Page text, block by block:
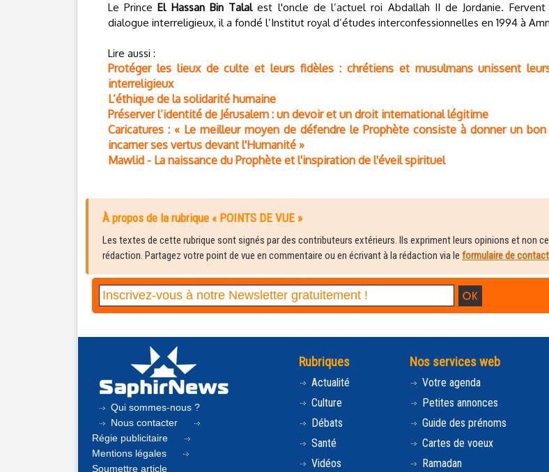
Le PrinceEl Hassan Bin Talalest l'oncle de l’actuel roi Abdallah II de Jordanie.
dialogue interreligieux, il a fondé l’Institut royal d’études interconfessionnelles en 1994 à
Lire aussi :
Protéger les lieux de culte et leurs fidèles : chrétiens et musulmans unissent
interreligieux
L’éthique de la solidarité humaine
Préserver l’identité de Jérusalem : un devoir et un droit international légitime
Caricatures : « Le meilleur moyen de défendre le Prophète consiste à donner un
incarner ses vertus devant l'Humanité »
Mawlid - La naissance du Prophète et l'inspiration de l'éveil spirituel
À propos de la rubrique « POINTS DE VUE »
Les textes de cette rubrique sont signés par des contributeurs extérieurs. Ils expriment leurs opinions et non
rédaction. Partagez votre point de vue en commentaire ou en écrivant à la rédaction via le formulaire de contact
Qui sommes-nous ?
Nous contacter
Régie publicitaire
Mentions légales
Soumettre article
Rubriques
Actualité
Culture
Débats
Santé
Vidéos
Nos services web
Votre agenda
Petites annonces
Guide des prénoms
Cartes de voeux
Ramadan